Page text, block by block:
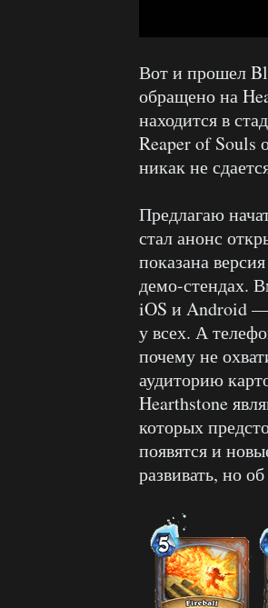
Вот и прошел
обращено на
находится в
Reaper of Souls
никак не
Предлагаю
стал анонс
показана
демо-стендах.
iOS и Android —
у всех. А
почему не
аудиторию
Hearthstone
которых
появятся и
развивать, но